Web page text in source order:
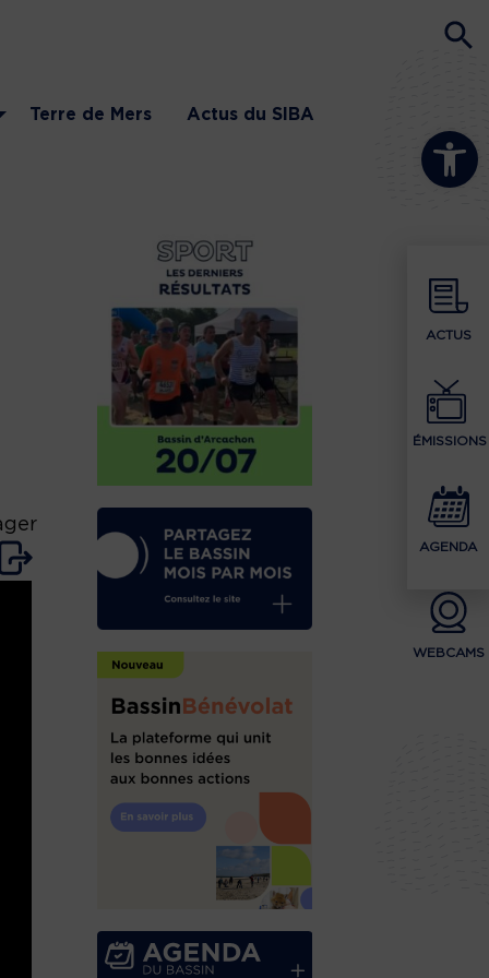
Ouvrir la
ACTUS
ÉMISSIONS
AGENDA
WEBCAMS
Terre de Mers Actus du SIBA